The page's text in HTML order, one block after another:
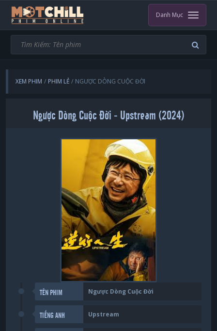
Danh Mục
XEM PHIM PHIM LẺ NGƯỢC DÒNG CUỘC ĐỜI
Ngược Dòng Cuộc Đời - Upstream (2024)
TÊN PHIM Ngược Dòng Cuộc Đời
TIẾNG ANH Upstream